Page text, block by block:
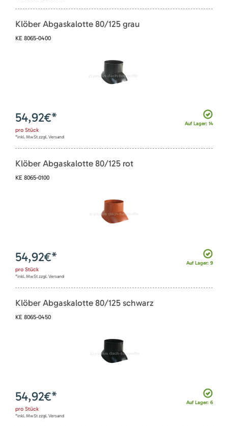
Klöber Abgaskalotte 80/125 grau
KE 8065-0400
Auf Lager: 14
54,92€*
pro Stück
*inkl. MwSt zzgl. Versand
Klöber Abgaskalotte 80/125 rot
KE 8065-0100
Auf Lager: 9
54,92€*
pro Stück
*inkl. MwSt zzgl. Versand
Klöber Abgaskalotte 80/125 schwarz
KE 8065-0450
Auf Lager: 6
54,92€*
pro Stück
*inkl. MwSt zzgl. Versand